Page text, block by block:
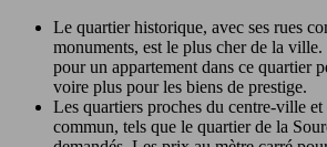
Le quartier historique, avec ses rues
monuments, est le plus cher de la
pour un appartement dans ce quartier
voire plus pour les biens de prestige.
Les quartiers proches du centre-ville et
commun, tels que le quartier de la